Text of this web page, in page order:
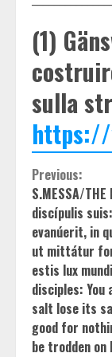
(1)
sulla
https://
Reading
Previous:
S.MESSA/
discípulis
evanúerit, in
ut mittátur
estis lux
disciples:
salt lose its
good for
be trodden